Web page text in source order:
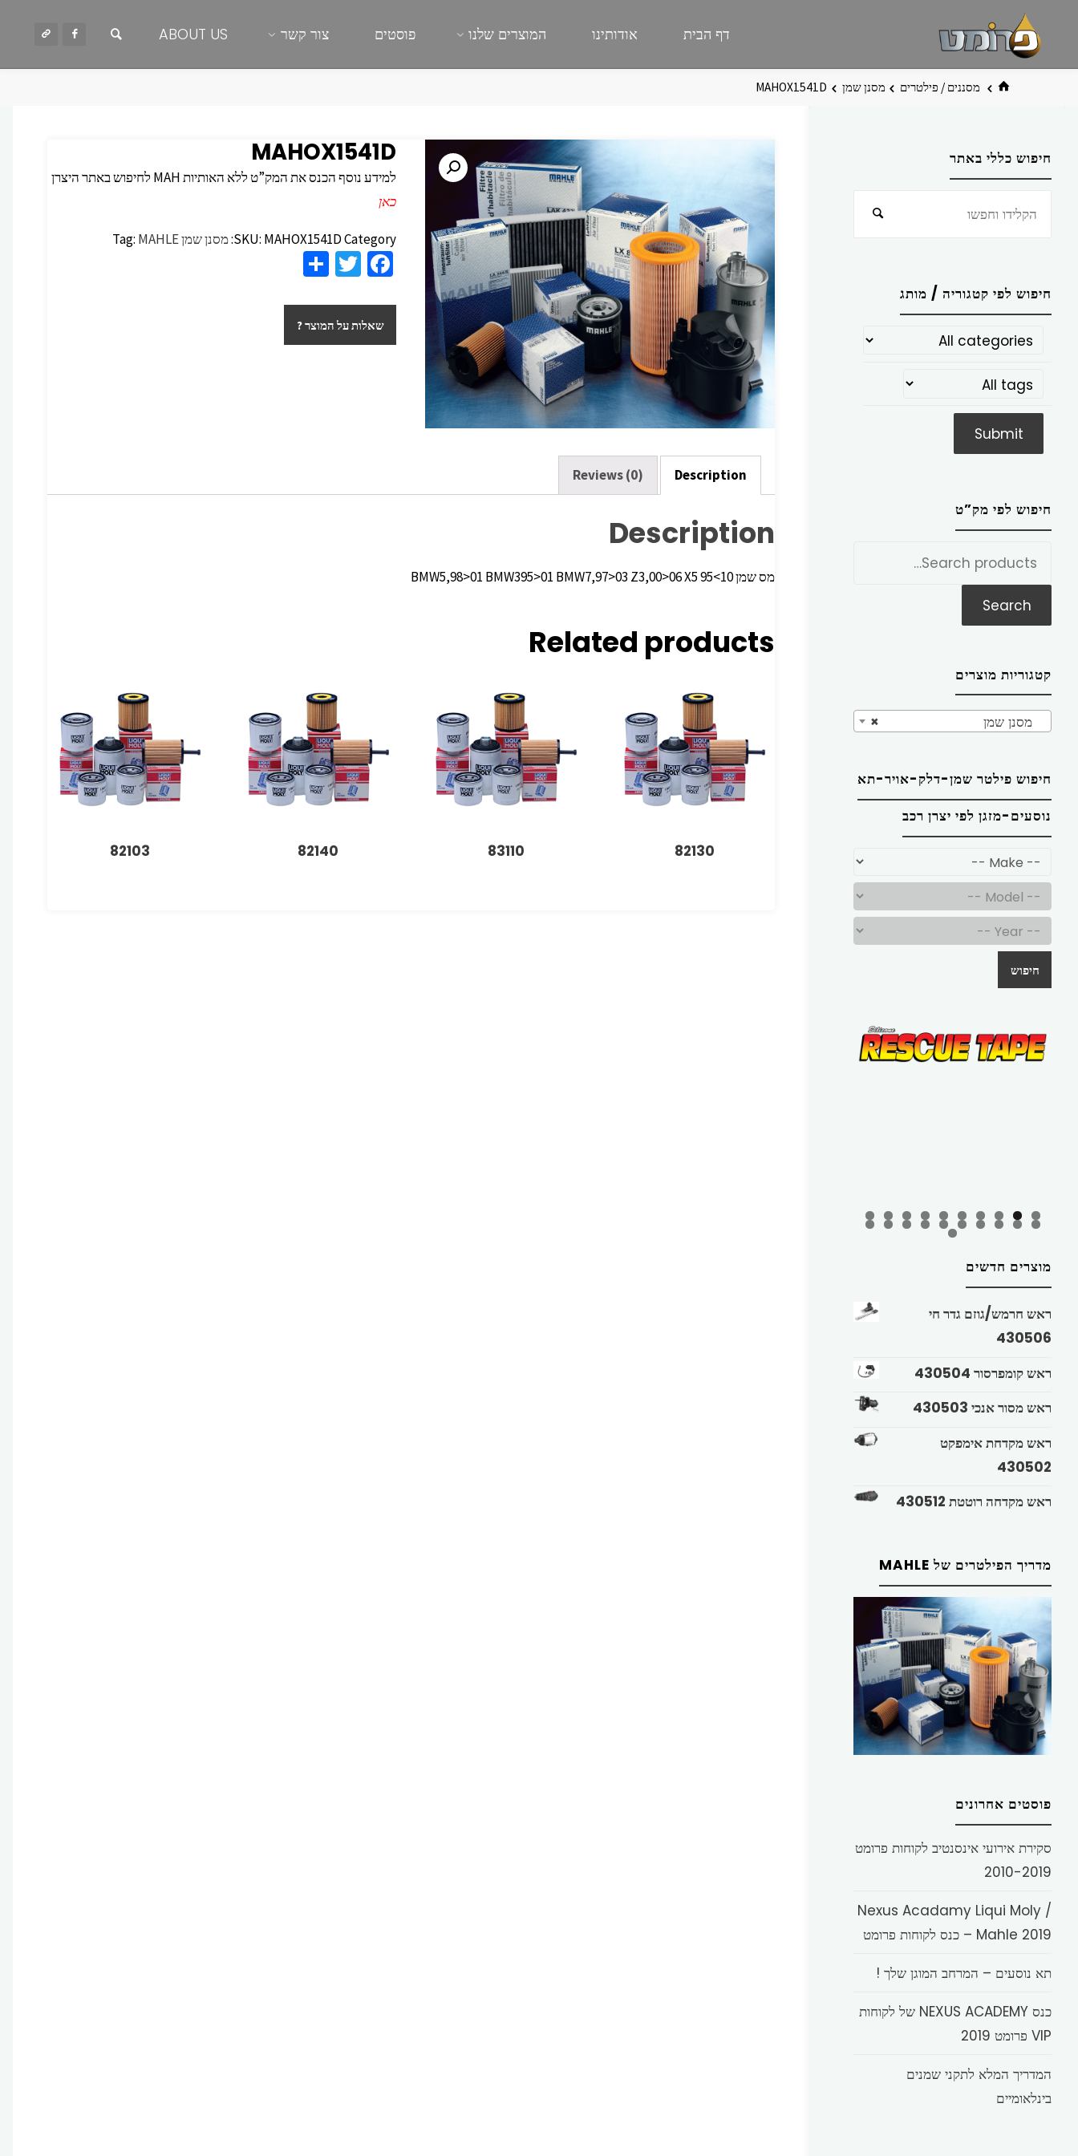
דף הבית אודותינו המוצרים שלנו פוסטים צור קשר ABOUT US
בית מסננים / פילטרים מסנן שמן MAHOX1541D
MAHOX1541D
למידע נוסף הכנס את המק”ט ללא האותיות MAH לחיפוש באתר היצרן
כאן
SKU: MAHOX1541DCategory: מסנן שמן Tag: MAHLE
Fa
b
o
T
tt
er
ar
eשאלות על המוצר ?
Description
Reviews (0)
Description
מס שמן BMW5,98>01 BMW395>01 BMW7,97>03 Z3,00>06 X5 95<10
Related products
82130
83110
82140
82103
חיפוש כללי באתר
חיפוש
חיפוש לפי קטגוריה / מותג
חיפוש לפי מק”ט
Search
קטגוריות מוצרים
× מסנן שמן
חיפוש פילטר שמן-דלק-אויר-תא
נוסעים-מזגן לפי יצרן רכב
חיפוש
מוצרים חדשים
ראש חרמש/גוזם גדר חי
430506
ראש קומפרסור 430504
ראש מסור אנכי 430503
ראש מקדחת אימפקט
430502
ראש מקדחה רוטטת 430512
מדריך הפילטרים של MAHLE
פוסטים אחרונים
סקירת אירועי אינסנטיב לקוחות פרומט
2010-2019
Nexus Acadamy Liqui Moly /
Mahle 2019 – כנס לקוחות פרומט
תא נוסעים – המרחב המוגן שלך !
כנס NEXUS ACADEMY של לקוחות
VIP פרומט 2019
המדריך המלא לתקני שמנים
בינלאומיים